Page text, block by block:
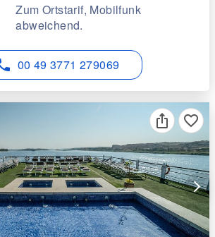
Zum Ortstarif, Mobilfunk
abweichend.
00 49 3771 279069
arrow_forward_ios
favorite_border